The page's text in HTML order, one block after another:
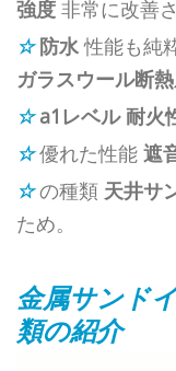
強度 非常に改善
☆防水性能も純
ガラスウール断
☆a1レベル耐火
☆優れた性能 遮
☆の種類 天井サ
ため。
金属サンド
類の紹介